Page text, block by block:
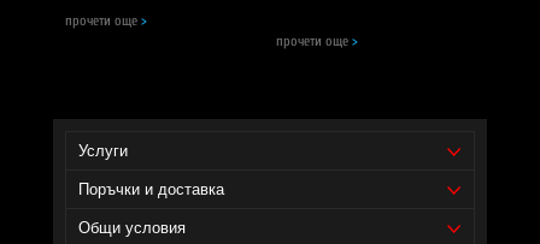
прочети още >
прочети още >
Услуги
Поръчки и доставка
Общи условия